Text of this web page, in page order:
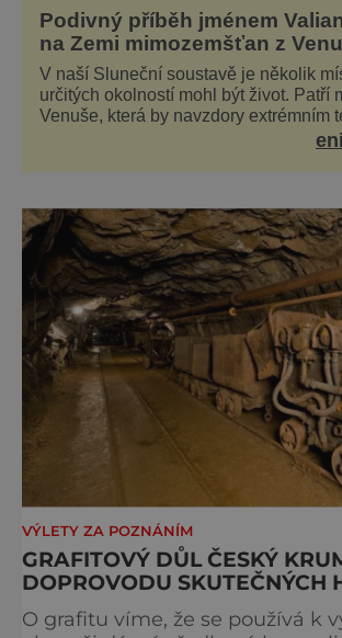
Podivný příběh jménem
na Zemi mimozemšťan z
V naší Sluneční soustavě je několik
určitých okolností mohl být život. Patří
Venuše, která by navzdory extrémním
smrtícímu složení atmosféry teoreticky
VÝLETY ZA POZNÁNÍM
GRAFITOVÝ DŮL ČESKÝ
DOPROVODU SKUTEČNÝCH
O grafitu víme, že se používá k